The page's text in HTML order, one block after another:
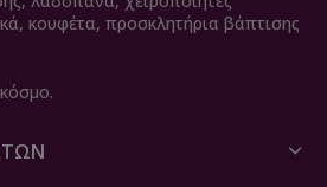
κουφέτα, προσκλητήρια βάπτισης